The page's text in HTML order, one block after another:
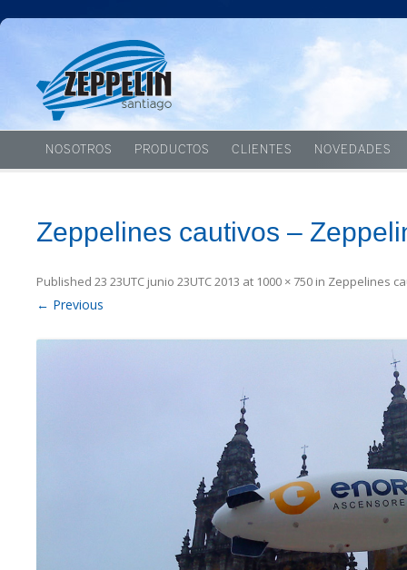
NOSOTROS PRODUCTOS CLIENTES NOVEDADES
Zeppelines cautivos –
Published 23 23UTC junio 23UTC 2013 at 1000 × 750 in Zeppelines
← Previous